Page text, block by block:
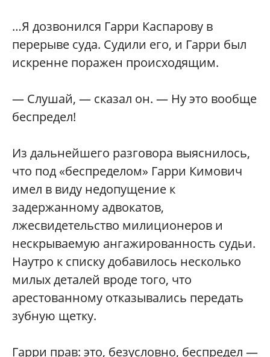
…Я дозвонился Гарри Каспарову в
перерыве суда. Судили его, и Гарри был
искренне поражен происходящим.
— Слушай, — сказал он. — Ну это вообще
беспредел!
Из дальнейшего разговора выяснилось,
что под «беспределом» Гарри Кимович
имел в виду недопущение к
задержанному адвокатов,
лжесвидетельство милиционеров и
нескрываемую ангажированность судьи.
Наутро к списку добавилось несколько
милых деталей вроде того, что
арестованному отказывались передать
зубную щетку.
Гарри прав: это, безусловно, беспредел —